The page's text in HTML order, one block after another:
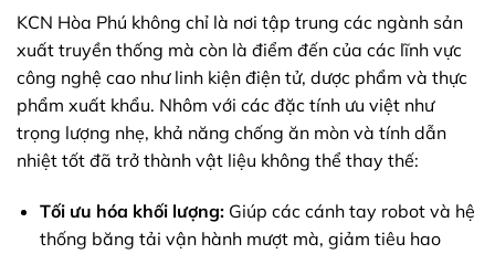
KCN Hòa Phú không chỉ là nơi tập trung các ngành sản
xuất truyền thống mà còn là điểm đến của các lĩnh vực
công nghệ cao như linh kiện điện tử, dược phẩm và thực
phẩm xuất khẩu. Nhôm với các đặc tính ưu việt như
trọng lượng nhẹ, khả năng chống ăn mòn và tính dẫn
nhiệt tốt đã trở thành vật liệu không thể thay thế:
Tối ưu hóa khối lượng:Giúp các cánh tay robot và hệ
thống băng tải vận hành mượt mà, giảm tiêu hao